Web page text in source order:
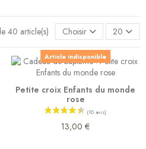
40 article(s) Choisir 20
Article indisponible
Petite croix Enfants du monde
rose
13,00 €